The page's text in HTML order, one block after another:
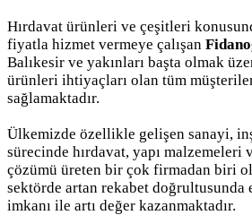
Hırdavat ürünleri ve çeşitleri
fiyatla hizmet vermeye çalışan
Balıkesir ve yakınları başta olmak
ürünleri ihtiyaçları olan tüm
sağlamaktadır.
Ülkemizde özellikle gelişen sanayi,
sürecinde hırdavat, yapı malzemeleri
çözümü üreten bir çok firmadan biri
sektörde artan rekabet doğrultusunda
imkanı ile artı değer kazanmaktadır.